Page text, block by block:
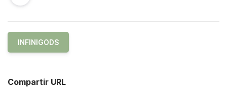
INFINIGODS
Compartir URL